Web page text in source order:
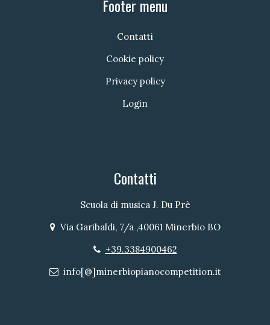
Footer menu
Contatti
Cookie policy
Privacy policy
Login
Contatti
Scuola di musica J. Du Prè
Indirizzo
Via Garibaldi, 7/a ,40061 Minerbio BO
Telefono
+39.3384900462
Email
info[@]minerbiopianocompetition.it